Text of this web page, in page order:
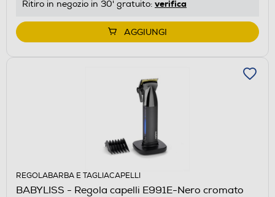
Ritiro in negozio in 30' gratuito: verifica
AGGIUNGI
REGOLABARBA E TAGLIACAPELLI
BABYLISS - Regola capelli E991E-Nero cromato